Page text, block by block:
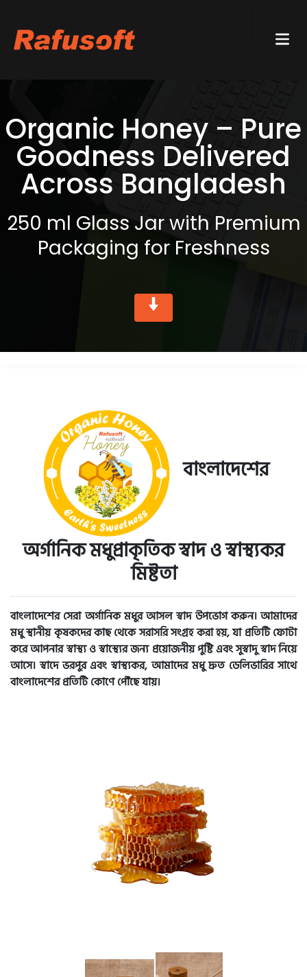
Organic Honey – Pure
Goodness Delivered
Across Bangladesh
250 ml Glass Jar with Premium
Packaging for Freshness
বাংলাদেশের
অর্গানিক মধুপ্রাকৃতিক স্বাদ ও স্বাস্থ্যকর
মিষ্টতা
বাংলাদেশের সেরা অর্গানিক মধুর আসল স্বাদ উপভোগ করুন। আমাদের
মধু স্থানীয় কৃষকদের কাছ থেকে সরাসরি সংগ্রহ করা হয়, যা প্রতিটি ফোটা
করে আপনার স্বাস্থ্য ও স্বাস্থ্যের জন্য প্রয়োজনীয় পুষ্টি এবং সুস্বাদু স্বাদ নিয়ে
আসে। স্বাদে ভরপুর এবং স্বাস্থ্যকর, আমাদের মধু দ্রুত ডেলিভারির সাথে
বাংলাদেশের প্রতিটি কোণে পৌঁছে যায়।